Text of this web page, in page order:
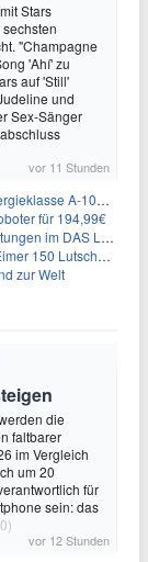
Stars
"Champagne
'Ahí' zu
auf 'Still'
und
Sex-Sänger
vor 11 Stunden
1400 U/Min für 289,97€
für 194,99€
inkl. HP + Wellness ab 174€ p.P.
Lutscher für 21,95€
zur Welt
die
faltbarer
im Vergleich
um 20
für
sein: das
vor 12 Stunden